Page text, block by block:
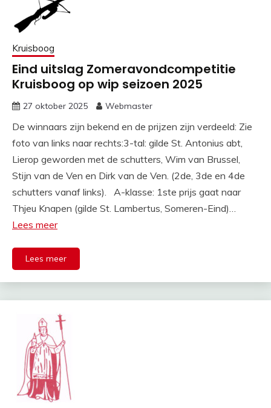
Kruisboog
Eind uitslag Zomeravondcompetitie
Kruisboog op wip seizoen 2025
27 oktober 2025 Webmaster
De winnaars zijn bekend en de prijzen zijn verdeeld: Zie
foto van links naar rechts:3-tal: gilde St. Antonius abt,
Lierop geworden met de schutters, Wim van Brussel,
Stijn van de Ven en Dirk van de Ven. (2de, 3de en 4de
schutters vanaf links). A-klasse: 1ste prijs gaat naar
Thjeu Knapen (gilde St. Lambertus, Someren-Eind)…
Lees meer
Lees meer